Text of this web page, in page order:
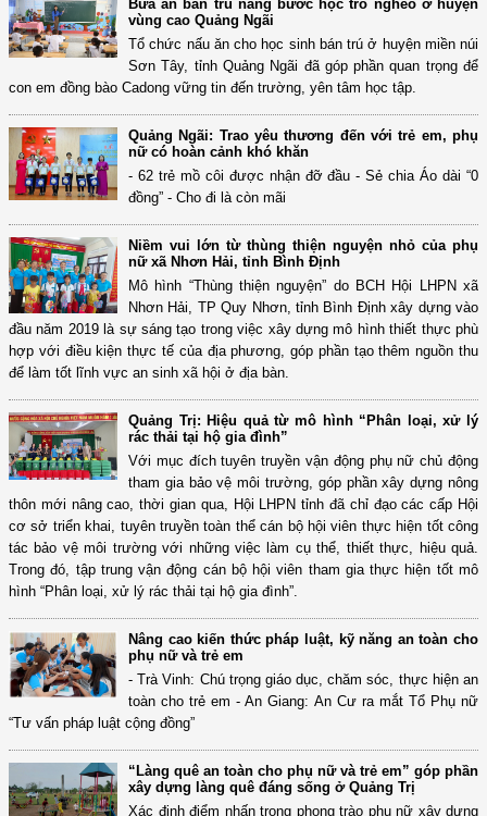
Bữa ăn bán trú nâng bước học trò nghèo ở huyện
vùng cao Quảng Ngãi
Tổ chức nấu ăn cho học sinh bán trú ở huyện miền núi
Sơn Tây, tỉnh Quảng Ngãi đã góp phần quan trọng để
con em đồng bào Cadong vững tin đến trường, yên tâm học tập.
Quảng Ngãi: Trao yêu thương đến với trẻ em, phụ
nữ có hoàn cảnh khó khăn
- 62 trẻ mồ côi được nhận đỡ đầu - Sẻ chia Áo dài “0
đồng” - Cho đi là còn mãi
Niềm vui lớn từ thùng thiện nguyện nhỏ của phụ
nữ xã Nhơn Hải, tỉnh Bình Định
Mô hình “Thùng thiện nguyện” do BCH Hội LHPN xã
Nhơn Hải, TP Quy Nhơn, tỉnh Bình Định xây dựng vào
đầu năm 2019 là sự sáng tạo trong việc xây dựng mô hình thiết thực phù
hợp với điều kiện thực tế của địa phương, góp phần tạo thêm nguồn thu
để làm tốt lĩnh vực an sinh xã hội ở địa bàn.
Quảng Trị: Hiệu quả từ mô hình “Phân loại, xử lý
rác thải tại hộ gia đình”
Với mục đích tuyên truyền vận động phụ nữ chủ động
tham gia bảo vệ môi trường, góp phần xây dựng nông
thôn mới nâng cao, thời gian qua, Hội LHPN tỉnh đã chỉ đạo các cấp Hội
cơ sở triển khai, tuyên truyền toàn thể cán bộ hội viên thực hiện tốt công
tác bảo vệ môi trường với những việc làm cụ thể, thiết thực, hiệu quả.
Trong đó, tập trung vận động cán bộ hội viên tham gia thực hiện tốt mô
hình “Phân loại, xử lý rác thải tại hộ gia đình”.
Nâng cao kiến thức pháp luật, kỹ năng an toàn cho
phụ nữ và trẻ em
- Trà Vinh: Chú trọng giáo dục, chăm sóc, thực hiện an
toàn cho trẻ em - An Giang: An Cư ra mắt Tổ Phụ nữ
“Tư vấn pháp luật cộng đồng”
“Làng quê an toàn cho phụ nữ và trẻ em” góp phần
xây dựng làng quê đáng sống ở Quảng Trị
Xác định điểm nhấn trong phong trào phụ nữ xây dựng